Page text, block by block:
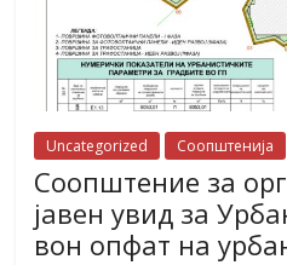
Uncategorized Соопштенија
Соопштение за
јавен увид за
вон опфат на